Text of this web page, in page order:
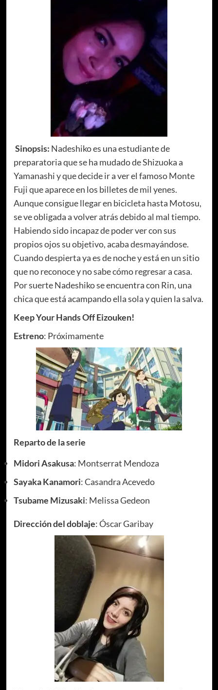
Sinopsis: Nadeshiko es una estudiante de
preparatoria que se ha mudado de Shizuoka a
Yamanashi y que decide ir a ver el famoso Monte
Fuji que aparece en los billetes de mil yenes.
Aunque consigue llegar en bicicleta hasta Motosu,
se ve obligada a volver atrás debido al mal tiempo.
Habiendo sido incapaz de poder ver con sus
propios ojos su objetivo, acaba desmayándose.
Cuando despierta ya es de noche y está en un sitio
que no reconoce y no sabe cómo regresar a casa.
Por suerte Nadeshiko se encuentra con Rin, una
chica que está acampando ella sola y quien la salva.
Keep Your Hands Off Eizouken!
Estreno: Próximamente
Reparto de la serie
Midori Asakusa: Montserrat Mendoza
Sayaka Kanamori: Casandra Acevedo
Tsubame Mizusaki: Melissa Gedeon
Dirección del doblaje: Óscar Garibay